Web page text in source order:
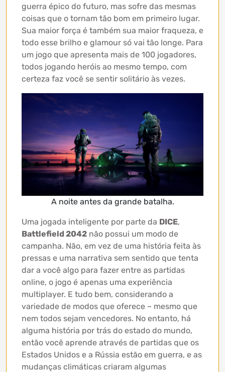
guerra épico do futuro, mas sofre das mesmas
coisas que o tornam tão bom em primeiro lugar.
Sua maior força é também sua maior fraqueza, e
todo esse brilho e glamour só vai tão longe. Para
um jogo que apresenta mais de 100 jogadores,
todos jogando heróis ao mesmo tempo, com
certeza faz você se sentir solitário às vezes.
A noite antes da grande batalha.
Uma jogada inteligente por parte da DICE,
Battlefield 2042 não possui um modo de
campanha. Não, em vez de uma história feita às
pressas e uma narrativa sem sentido que tenta
dar a você algo para fazer entre as partidas
online, o jogo é apenas uma experiência
multiplayer. E tudo bem, considerando a
variedade de modos que oferece – mesmo que
nem todos sejam vencedores. No entanto, há
alguma história por trás do estado do mundo,
então você aprende através de partidas que os
Estados Unidos e a Rússia estão em guerra, e as
mudanças climáticas criaram algumas